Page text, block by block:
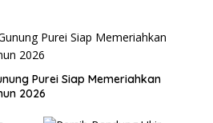
Purei Siap Memeriahkan
2026